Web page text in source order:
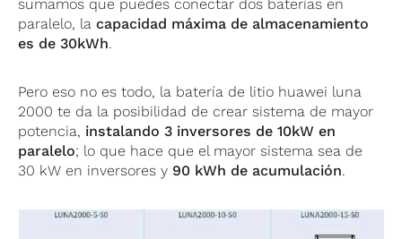
sumamos que puedes conectar dos baterías en
paralelo, lacapacidad máxima de almacenamiento
es de 30kWh.
Pero eso no es todo, la batería de litio huawei luna
2000 te da la posibilidad de crear sistema de mayor
potencia, instalando 3 inversores de 10kW en
paralelo; lo que hace que el mayor sistema sea de
30 kW en inversores y 90 kWh de acumulación.